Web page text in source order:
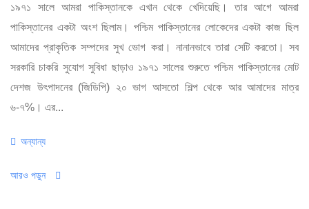
১৯৭১ সালে আমরা পাকিস্তানকে এখান থেকে খেদিয়েছি। তার আগে আমরা
পাকিস্তানের একটা অংশ ছিলাম। পশ্চিম পাকিস্তানের লোকেদের একটা কাজ ছিল
আমাদের প্রাকৃতিক সম্পদের সুখ ভোগ করা। নানানভাবে তারা সেটি করতো। সব
সরকারি চাকরি সুযোগ সুবিধা ছাড়াও ১৯৭১ সালের শুরুতে পশ্চিম পাকিস্তানের মোট
দেশজ উৎপাদনের (জিডিপি) ২০ ভাগ আসতো শিল্প থেকে আর আমাদের মাত্র
৬-৭%। এর...
Categories
অন্যান্য
আরও পড়ুন